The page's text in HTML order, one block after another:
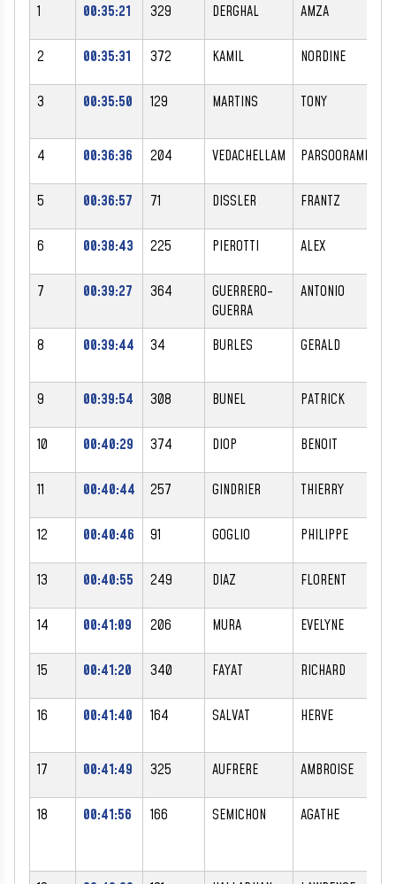
1
00:35:21 329 DERGHAL AMZA
2 00:35:31 372 KAMIL NORDINE
3 00:35:50 129 MARTINS TONY
4 00:36:36 204 VEDACHELLAM PARSOORAMEN
5 00:36:57 71 DISSLER FRANTZ
6 00:38:43 225 PIEROTTI ALEX
7 00:39:27 364
GUERRERO-
GUERRA
ANTONIO
8 00:39:44 34 BURLES GERALD
9 00:39:54 308 BUNEL PATRICK
10 00:40:29 374 DIOP BENOIT
11 00:40:44 257 GINDRIER THIERRY
12 00:40:46 91 GOGLIO PHILIPPE
13 00:40:55 249 DIAZ FLORENT
14 00:41:09 206 MURA EVELYNE
15 00:41:20 340 FAYAT RICHARD
16 00:41:40 164 SALVAT HERVE
17 00:41:49 325 AUFRERE AMBROISE
18 00:41:56 166 SEMICHON AGATHE